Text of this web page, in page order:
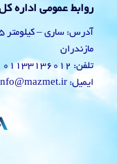
روابط عمومی اداره
مازندران
تلفن: 01133136012
ایمیل: info@mazmet.ir